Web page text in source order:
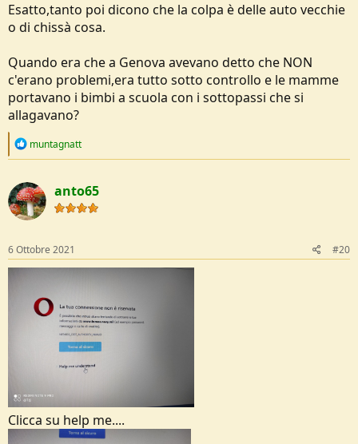
Esatto,tanto poi dicono che la colpa è delle auto vecchie
o di chissà cosa.
Quando era che a Genova avevano detto che NON
c'erano problemi,era tutto sotto controllo e le mamme
portavano i bimbi a scuola con i sottopassi che si
allagavano?
R
c
t
i
o
s
:
muntagnatt
anto65
6 Ottobre 2021 #20
Clicca su help me....